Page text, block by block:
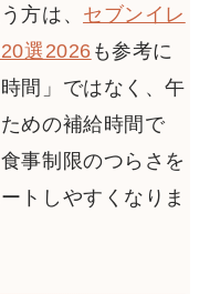
方は、 セブンイレ
選2026 も参考に
間」ではなく、午
めの補給時間で
事制限のつらさを
トしやすくなりま